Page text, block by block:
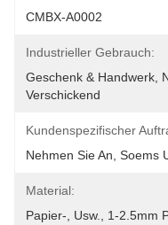
CMBX-A0002
Industrieller Gebrauch:
Geschenk & Handwerk,
Verschickend
Kundenspezifischer
Nehmen Sie An, Soems
Material:
Papier-, Usw., 1-2.5mm